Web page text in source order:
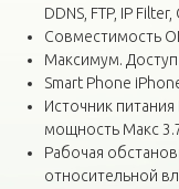
DDNS, FTP, IP
Совместимость
Максимум.
Smart Phone
Источник
мощность Макс
Рабочая
относительной